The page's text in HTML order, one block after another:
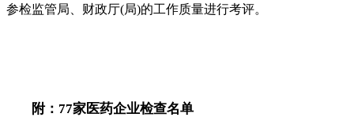
参检监管局、财政厅(局)的工作质量进行考评。
附：77家医药企业检查名单